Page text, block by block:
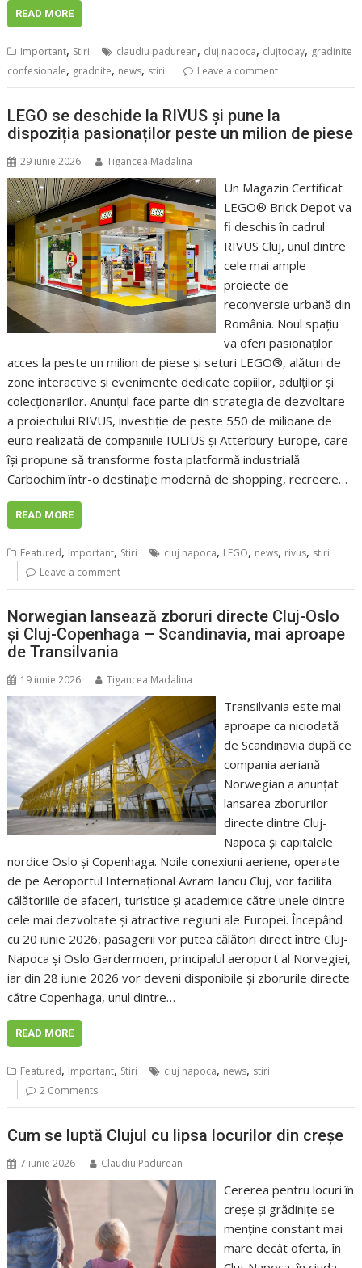
READ MORE
Important, Stiri claudiu padurean, cluj napoca, clujtoday, gradinite
confesionale, gradnite, news, stiri Leave a comment
LEGO se deschide la RIVUS și pune la
dispoziția pasionaților peste un milion de piese
29 iunie 2026 Tigancea Madalina
Un Magazin Certificat
LEGO® Brick Depot va
fi deschis în cadrul
RIVUS Cluj, unul dintre
cele mai ample
proiecte de
reconversie urbană din
România. Noul spațiu
va oferi pasionaților
acces la peste un milion de piese și seturi LEGO®, alături de
zone interactive și evenimente dedicate copiilor, adulților și
colecționarilor. Anunțul face parte din strategia de dezvoltare
a proiectului RIVUS, investiție de peste 550 de milioane de
euro realizată de companiile IULIUS și Atterbury Europe, care
își propune să transforme fosta platformă industrială
Carbochim într-o destinație modernă de shopping, recreere…
READ MORE
Featured, Important, Stiri cluj napoca, LEGO, news, rivus, stiri
Leave a comment
Norwegian lansează zboruri directe Cluj-Oslo
și Cluj-Copenhaga – Scandinavia, mai aproape
de Transilvania
19 iunie 2026 Tigancea Madalina
Transilvania este mai
aproape ca niciodată
de Scandinavia după ce
compania aeriană
Norwegian a anunțat
lansarea zborurilor
directe dintre Cluj-
Napoca și capitalele
nordice Oslo și Copenhaga. Noile conexiuni aeriene, operate
de pe Aeroportul Internațional Avram Iancu Cluj, vor facilita
călătoriile de afaceri, turistice și academice către unele dintre
cele mai dezvoltate și atractive regiuni ale Europei. Începând
cu 20 iunie 2026, pasagerii vor putea călători direct între Cluj-
Napoca și Oslo Gardermoen, principalul aeroport al Norvegiei,
iar din 28 iunie 2026 vor deveni disponibile și zborurile directe
către Copenhaga, unul dintre…
READ MORE
Featured, Important, Stiri cluj napoca, news, stiri
2 Comments
Cum se luptă Clujul cu lipsa locurilor din creșe
7 iunie 2026 Claudiu Padurean
Cererea pentru locuri în
creșe și grădinițe se
menține constant mai
mare decât oferta, în